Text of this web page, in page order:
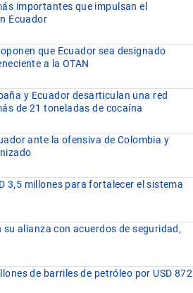
importantes que impulsan el
Ecuador
que Ecuador sea designado
a la OTAN
y Ecuador desarticulan una red
de 21 toneladas de cocaína
ante la ofensiva de Colombia y
3,5 millones para fortalecer el sistema
alianza con acuerdos de seguridad,
de barriles de petróleo por USD 872